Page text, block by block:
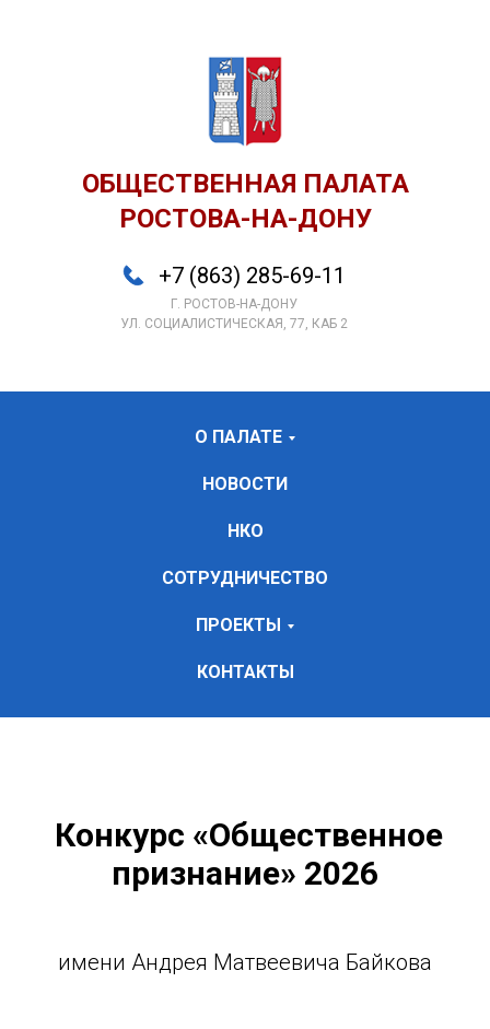
ОБЩЕСТВЕННАЯ ПАЛАТА
РОСТОВА-НА-ДОНУ
+7 (863) 285-69-11
Г. РОСТОВ-НА-ДОНУ
УЛ. СОЦИАЛИСТИЧЕСКАЯ, 77, КАБ 2
О ПАЛАТЕ
НОВОСТИ
НКО
СОТРУДНИЧЕСТВО
ПРОЕКТЫ
КОНТАКТЫ
Конкурс «Общественное
признание» 2026
имени Андрея Матвеевича Байкова